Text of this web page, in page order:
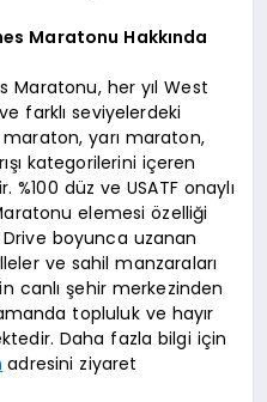
Maratonu Hakkında
Maratonu, her yıl West
farklı seviyelerdeki
yarı maraton,
kategorilerini içeren
düz ve USATF onaylı
elemesi özelliği
Drive boyunca uzanan
ve sahil manzaraları
canlı şehir merkezinden
topluluk ve hayır
Daha fazla bilgi için
adresini ziyaret